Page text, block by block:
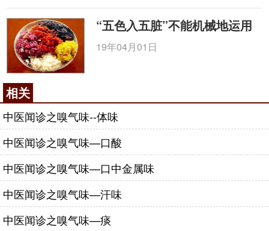
“五色入五脏”不能机械地运用
19年04月01日
相关
中医闻诊之嗅气味--体味
中医闻诊之嗅气味—口酸
中医闻诊之嗅气味—口中金属味
中医闻诊之嗅气味—汗味
中医闻诊之嗅气味—痰